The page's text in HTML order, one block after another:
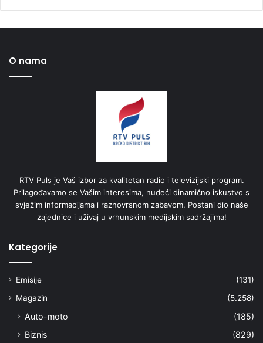
O nama
RTV Puls je Vaš izbor za kvalitetan radio i televizijski program.
Prilagođavamo se Vašim interesima, nudeći dinamično iskustvo s
svježim informacijama i raznovrsnom zabavom. Postani dio naše
zajednice i uživaj u vrhunskim medijskim sadržajima!
Kategorije
Emisije
(131)
Magazin
(5.258)
Auto-moto
(185)
Biznis
(829)